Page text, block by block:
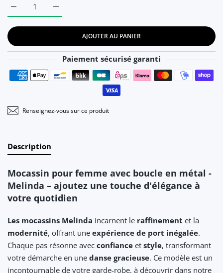
Augmenter la quantité de Mocassin pour
Augmenter la quantité de Mocassin pour femme avec
AJOUTER AU PANIER
Paiement sécurisé garanti
Moyens de paiement
Renseignez-vous sur ce produit
Description
Mocassin pour femme avec boucle en métal -
Melinda – ajoutez une touche d'élégance à
votre quotidien
Les mocassins Melinda incarnent le raffinement et la
modernité, offrant une expérience de port inégalée.
Chaque pas résonne avec confiance et style, transformant
votre démarche en une danse gracieuse. Ce modèle est un
incontournable de votre garde-robe, à découvrir dans notre